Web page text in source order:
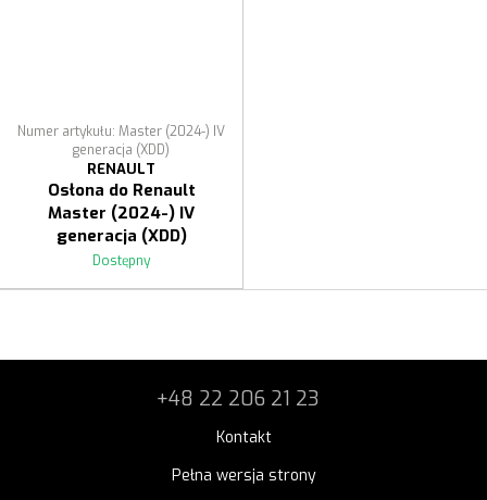
Numer artykułu: Master (2024-) IV
generacja (XDD)
RENAULT
Osłona do Renault
Master (2024-) IV
generacja (XDD)
Dostępny
+48 22 206 21 23
Kontakt
Pełna wersja strony